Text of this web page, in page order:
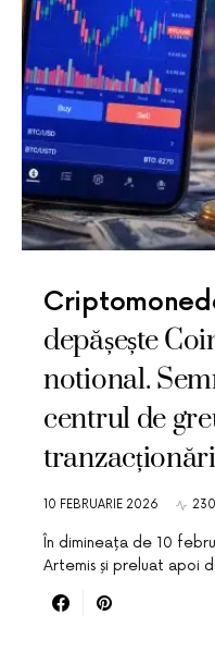
depășește
notional.
centrul de
10 FEBRUARIE 2026 230
În dimineața de 10
Artemis și preluat apoi